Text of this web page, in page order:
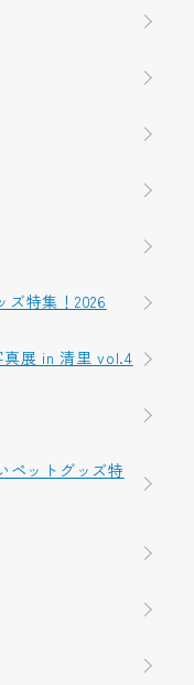
特集！2026
真展 in 清里 vol.4
ペットグッズ特